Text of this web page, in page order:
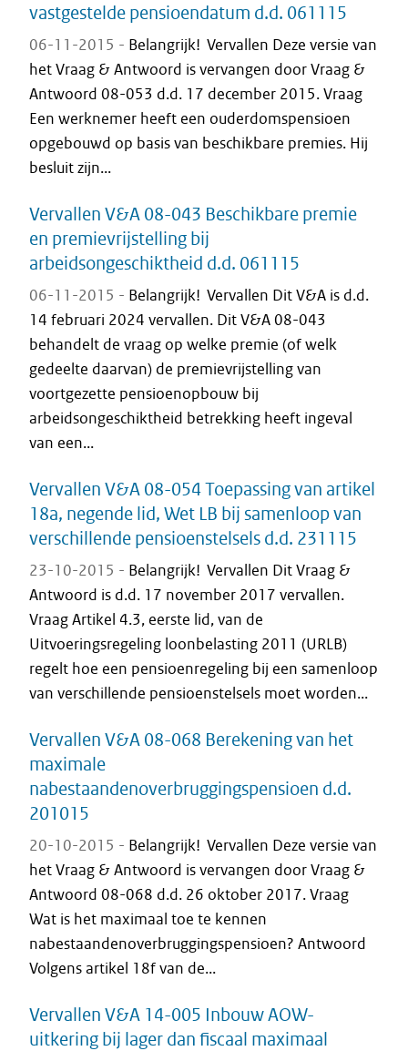
vastgestelde pensioendatum d.d. 061115
06-11-2015 - Belangrijk! Vervallen Deze versie van
het Vraag & Antwoord is vervangen door Vraag &
Antwoord 08-053 d.d. 17 december 2015. Vraag
Een werknemer heeft een ouderdomspensioen
opgebouwd op basis van beschikbare premies. Hij
besluit zijn...
Vervallen V&A 08-043 Beschikbare premie
en premievrijstelling bij
arbeidsongeschiktheid d.d. 061115
06-11-2015 - Belangrijk! Vervallen Dit V&A is d.d.
14 februari 2024 vervallen. Dit V&A 08-043
behandelt de vraag op welke premie (of welk
gedeelte daarvan) de premievrijstelling van
voortgezette pensioenopbouw bij
arbeidsongeschiktheid betrekking heeft ingeval
van een...
Vervallen V&A 08-054 Toepassing van artikel
18a, negende lid, Wet LB bij samenloop van
verschillende pensioenstelsels d.d. 231115
23-10-2015 - Belangrijk! Vervallen Dit Vraag &
Antwoord is d.d. 17 november 2017 vervallen.
Vraag Artikel 4.3, eerste lid, van de
Uitvoeringsregeling loonbelasting 2011 (URLB)
regelt hoe een pensioenregeling bij een samenloop
van verschillende pensioenstelsels moet worden...
Vervallen V&A 08-068 Berekening van het
maximale
nabestaandenoverbruggingspensioen d.d.
201015
20-10-2015 - Belangrijk! Vervallen Deze versie van
het Vraag & Antwoord is vervangen door Vraag &
Antwoord 08-068 d.d. 26 oktober 2017. Vraag
Wat is het maximaal toe te kennen
nabestaandenoverbruggingspensioen? Antwoord
Volgens artikel 18f van de...
Vervallen V&A 14-005 Inbouw AOW-
uitkering bij lager dan fiscaal maximaal